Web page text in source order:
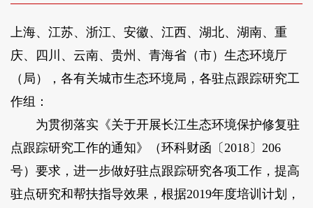
上海、江苏、浙江、安徽、江西、湖北、湖南、重
庆、四川、云南、贵州、青海省（市）生态环境厅
（局），各有关城市生态环境局，各驻点跟踪研究工
作组：
为贯彻落实《关于开展长江生态环境保护修复驻
点跟踪研究工作的通知》（环科财函〔2018〕206
号）要求，进一步做好驻点跟踪研究各项工作，提高
驻点研究和帮扶指导效果，根据2019年度培训计划，